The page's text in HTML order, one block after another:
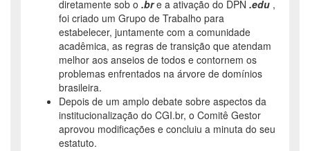
diretamente sob o .br e a ativação do DPN .edu ,
foi criado um Grupo de Trabalho para
estabelecer, juntamente com a comunidade
acadêmica, as regras de transição que atendam
melhor aos anseios de todos e contornem os
problemas enfrentados na árvore de domínios
brasileira.
Depois de um amplo debate sobre aspectos da
institucionalização do CGI.br, o Comitê Gestor
aprovou modificações e concluiu a minuta do seu
estatuto.